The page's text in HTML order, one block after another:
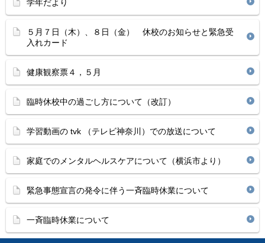
学年だより
５月７日（木）、８日（金） 休校のお知らせと緊急受
入れカード
健康観察票４，５月
臨時休校中の過ごし方について（改訂）
学習動画の tvk （テレビ神奈川）での放送について
家庭でのメンタルヘルスケアについて（横浜市より）
緊急事態宣言の発令に伴う一斉臨時休業について
一斉臨時休業について